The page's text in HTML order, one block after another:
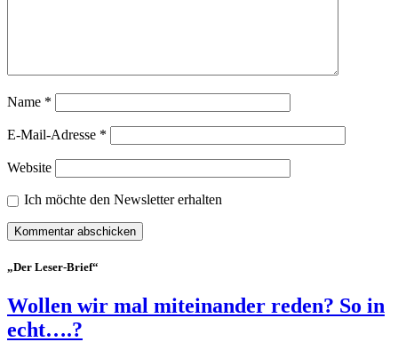
Name *
E-Mail-Adresse *
Website
Ich möchte den Newsletter erhalten
„Der Leser-Brief“
Wollen wir mal miteinander reden? So in
echt….?